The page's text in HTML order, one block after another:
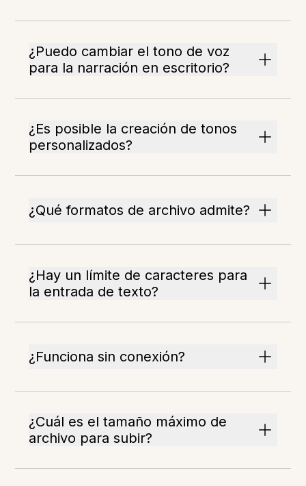
¿Puedo cambiar el tono de voz
para la narración en escritorio?
¿Es posible la creación de tonos
personalizados?
¿Qué formatos de archivo admite?
¿Hay un límite de caracteres para
la entrada de texto?
¿Funciona sin conexión?
¿Cuál es el tamaño máximo de
archivo para subir?